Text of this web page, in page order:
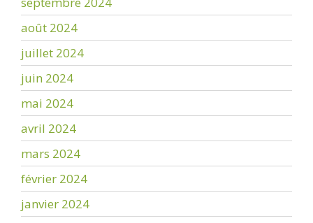
août 2024
juillet 2024
juin 2024
mai 2024
avril 2024
mars 2024
février 2024
janvier 2024